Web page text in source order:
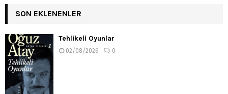
SON EKLENENLER
Tehlikeli Oyunlar
02/08/2026 0